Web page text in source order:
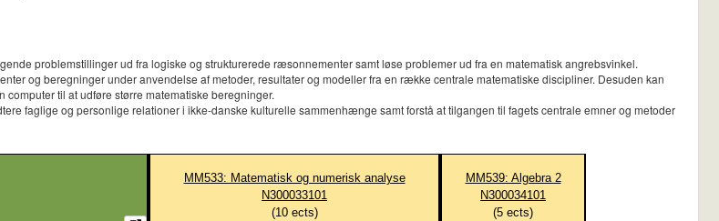
problemstillinger ud fra logiske og strukturerede ræsonnementer samt løse problemer ud fra en matematisk angrebsvinkel.
og beregninger under anvendelse af metoder, resultater og modeller fra en række centrale matematiske discipliner. Desuden kan
til at udføre større matematiske beregninger.
faglige og personlige relationer i ikke-danske kulturelle sammenhænge samt forstå at tilgangen til fagets centrale emner og metoder
MM533: Matematisk og numerisk analyse
N300033101
(10ects)
MM539: Algebra 2
N300034101
(5 ects)